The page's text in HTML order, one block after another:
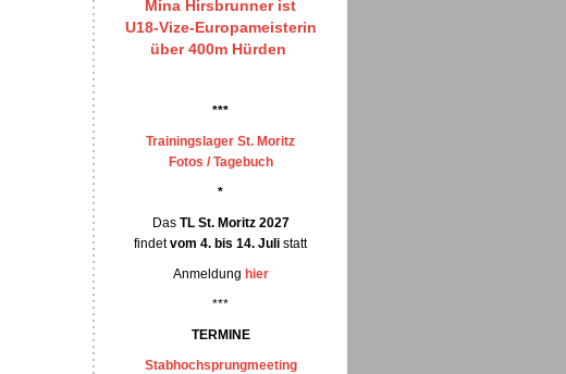
Mina Hirsbrunner ist
U18-Vize-Europameisterin
über 400m Hürden
***
Trainingslager St. Moritz
Fotos / Tagebuch
*
Das TL St. Moritz 2027
findetvom 4. bis 14. Juli statt
Anmeldung hier
***
TERMINE
Stabhochsprungmeeting